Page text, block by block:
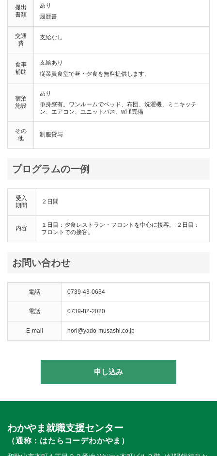
提出
書類
あり
履歴書
交通
費
支給なし
食事
補助
支給あり
従業員食堂で昼・夕食を無料提供します。
宿泊
施設
あり
単身寮有。ワンルームでベッド、布団、洗濯機、ミニキッチ
ン、エアコン、ユニットバス、wi-fi完備
その
他
制服貸与
プログラムの一例
受入
期間
２日間
内容
１日目：夕食レストラン・フロントを中心に接客。 ２日目：
フロントでの接客。
お問い合わせ
電話 0739-43-0634
電話 0739-82-2020
E-mail hori@yado-musashi.co.jp
申し込み
わかやま就職支援センター
（通称：はたらコーデわかやま）